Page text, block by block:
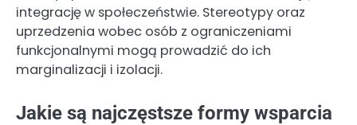
integrację w społeczeństwie. Stereotypy oraz
uprzedzenia wobec osób z ograniczeniami
funkcjonalnymi mogą prowadzić do ich
marginalizacji i izolacji.
Jakie są najczęstsze formy wsparcia